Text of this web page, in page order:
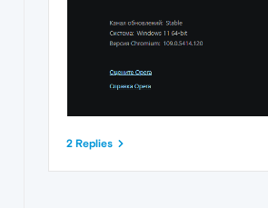
2 Replies